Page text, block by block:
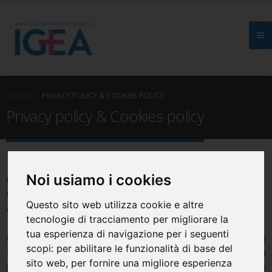
Noi usiamo i cookies
Questo sito web utilizza cookie e altre
tecnologie di tracciamento per migliorare la
tua esperienza di navigazione per i seguenti
scopi: per abilitare le funzionalità di base del
sito web, per fornire una migliore esperienza
HOME PRIVACY POLICY & COOKIES POLICY
Privacy policy & Cookies policy
INFORMATIVA SUL TRATTAMENTO DI DATI PERSONALI
UTENTI DEL SITO INTERNET WWW.ASIGEA.IT
ai sensi del REG. UE 2016/679 (GDPR)
In osservanza a quanto previsto dall'art. 13 del Reg. (UE)
2016/679 (GDPR, di seguito "Regolamento"), relativo alla
protezione delle persone fisiche con riguardo al trattamento dei